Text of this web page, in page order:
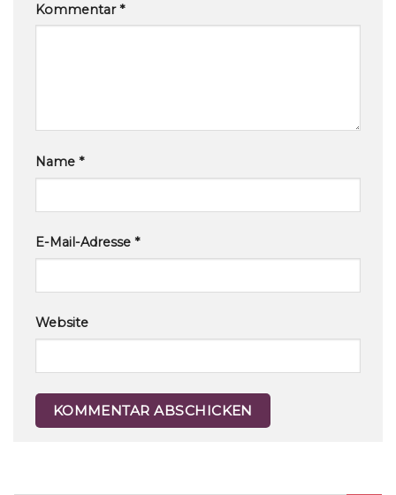
Kommentar*
Name *
E-Mail-Adresse *
Website